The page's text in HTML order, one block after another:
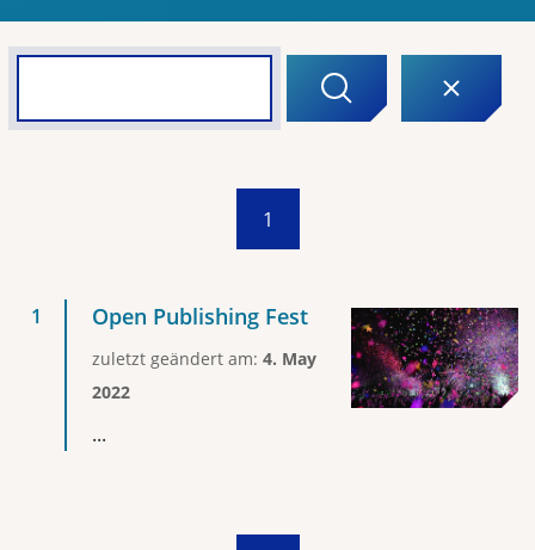
1
Open Publishing Fest
zuletzt geändert am: 4. May
2022
...